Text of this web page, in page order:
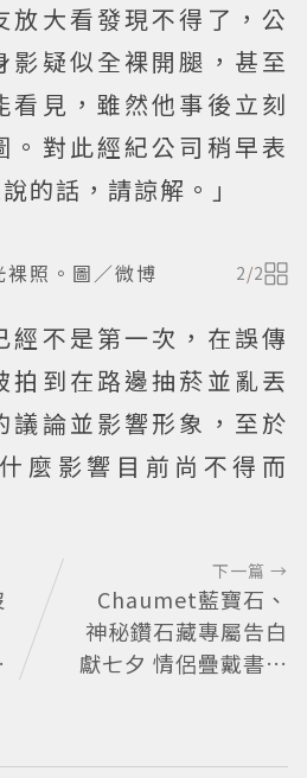
放大看發現不得了，公
影疑似全裸開腿，甚至
看見，雖然他事後立刻
。對此經紀公司稍早表
的話，請諒解。」
照。圖／微博 2/2
經不是第一次，在誤傳
拍到在路邊抽菸並亂丟
議論並影響形象，至於
麼影響目前尚不得而
下一篇 →
Chaumet藍寶石、
神秘鑽石藏專屬告白
獻七夕 情侶疊戴書寫